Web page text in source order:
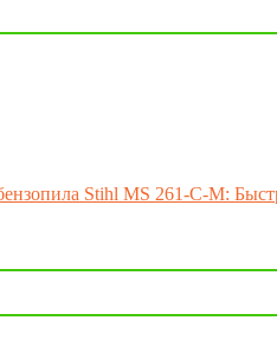
Stihl MS 261-C-M: